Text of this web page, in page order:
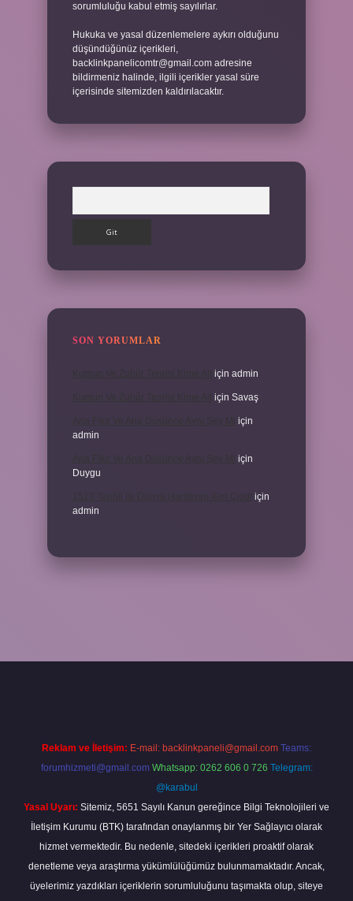
sorumluluğu kabul etmiş sayılırlar.
Hukuka ve yasal düzenlemelere aykırı olduğunu
düşündüğünüz içerikleri,
backlinkpanelicomtr@gmail.com adresine
bildirmeniz halinde, ilgili içerikler yasal süre
içerisinde sitemizden kaldırılacaktır.
SON YORUMLAR
için admin
Kumun Ve Zuhûr Teorisi Kime Ait için Savaş
için
admin
için
Duygu
1513 Tarihli Ilk Dünya Haritasını Kim Çizdi
için
admin
Reklam ve İletişim: E-mail: backlinkpaneli@gmail.com Teams:
forumhizmeti@gmail.com Whatsapp: 0262 606 0 726 Telegram:
@karabul
Yasal Uyarı: Sitemiz, 5651 Sayılı Kanun gereğince Bilgi Teknolojileri ve
İletişim Kurumu (BTK) tarafından onaylanmış bir Yer Sağlayıcı olarak
hizmet vermektedir. Bu nedenle, sitedeki içerikleri proaktif olarak
denetleme veya araştırma yükümlülüğümüz bulunmamaktadır. Ancak,
üyelerimiz yazdıkları içeriklerin sorumluluğunu taşımakta olup, siteye